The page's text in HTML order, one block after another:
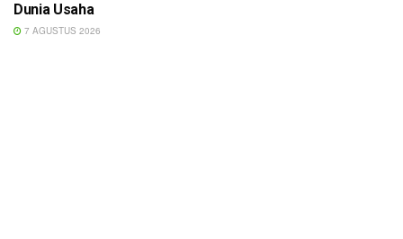
Dunia Usaha
7 AGUSTUS 2026